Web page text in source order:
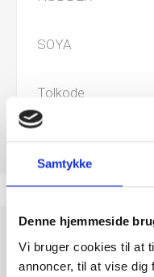
Samtykke
Denne hjemmeside
Vi bruger cookies til at
annoncer, til at vise dig
SOYA
Tolkode
Haribo